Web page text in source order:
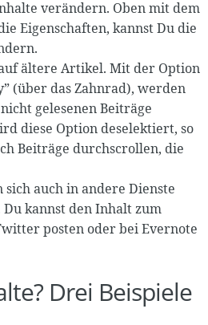
verändern. Oben mit dem
Eigenschaften, kannst Du die
ältere Artikel. Mit der Option
(über das Zahnrad), werden
gelesenen Beiträge
diese Option deselektiert, so
Beiträge durchscrollen, die
sich auch in andere Dienste
kannst den Inhalt zum
posten oder bei Evernote
Drei Beispiele